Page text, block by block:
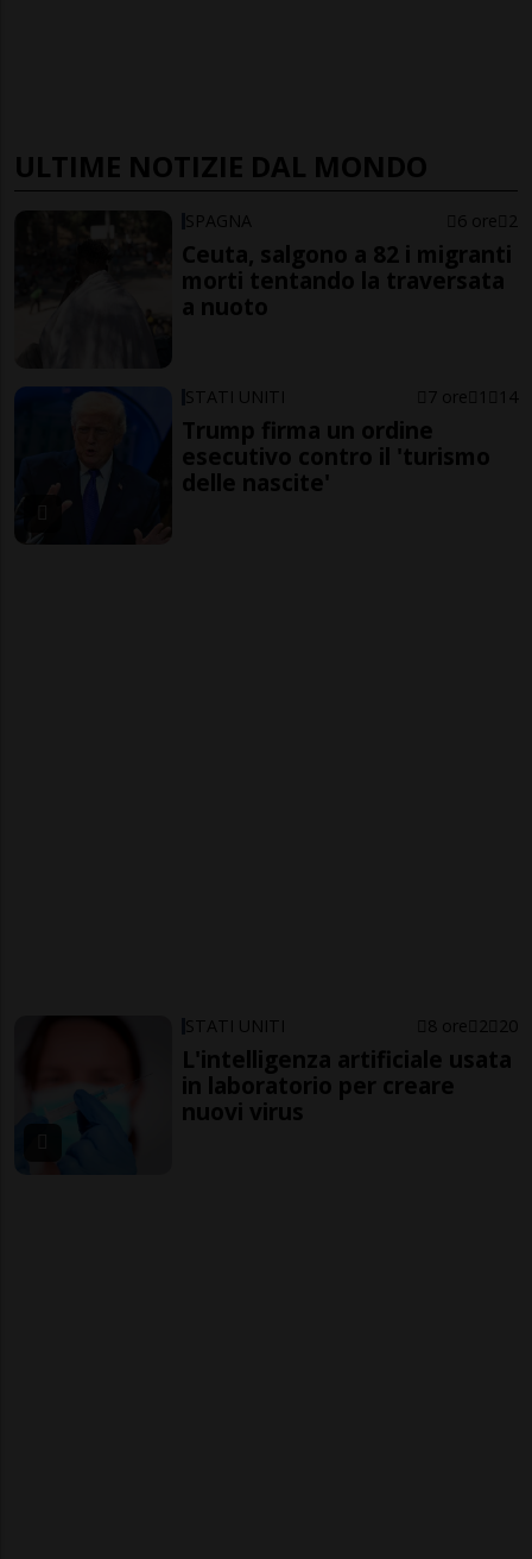
ULTIME NOTIZIE DAL MONDO
SPAGNA 6 ore 2
Ceuta, salgono a 82 i migranti
morti tentando la traversata
a nuoto
STATI UNITI 7 ore 1 14
Trump firma un ordine
esecutivo contro il 'turismo
delle nascite'
STATI UNITI 8 ore 2 20
L'intelligenza artificiale usata
in laboratorio per creare
nuovi virus